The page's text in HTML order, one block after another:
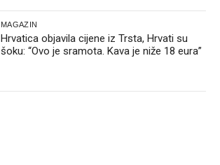
MAGAZIN
Hrvatica objavila cijene iz Trsta, Hrvati su
šoku: “Ovo je sramota. Kava je niže 18 eura”